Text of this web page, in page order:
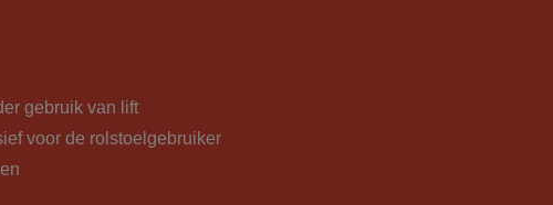
gebruik van lift
voor de rolstoelgebruiker